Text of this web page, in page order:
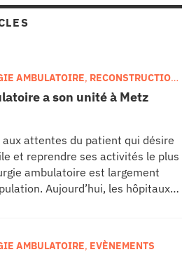
a son unité à Metz
AMBULATOIRE, RECONSTRUCTION
CHU
aux attentes du patient qui désire
et reprendre ses activités le plus
ambulatoire est largement
Aujourd’hui, les hôpitaux
2008 une unité de 16
AMBULATOIRE, EVÈNEMENTS